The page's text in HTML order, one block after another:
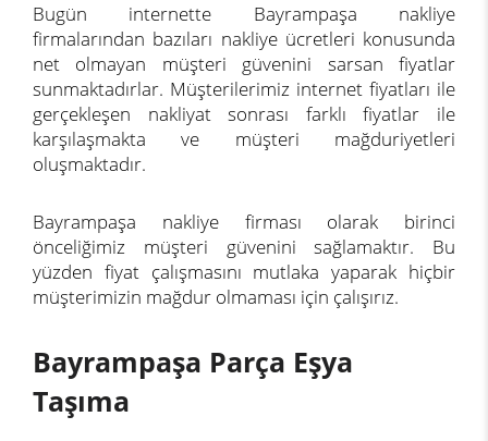
Bugün internette Bayrampaşa nakliye
firmalarından bazıları nakliye ücretleri konusunda
net olmayan müşteri güvenini sarsan fiyatlar
sunmaktadırlar. Müşterilerimiz internet fiyatları ile
gerçekleşen nakliyat sonrası farklı fiyatlar ile
karşılaşmakta ve müşteri mağduriyetleri
oluşmaktadır.
Bayrampaşa nakliye firması olarak birinci
önceliğimiz müşteri güvenini sağlamaktır. Bu
yüzden fiyat çalışmasını mutlaka yaparak hiçbir
müşterimizin mağdur olmaması için çalışırız.
Bayrampaşa Parça Eşya
Taşıma